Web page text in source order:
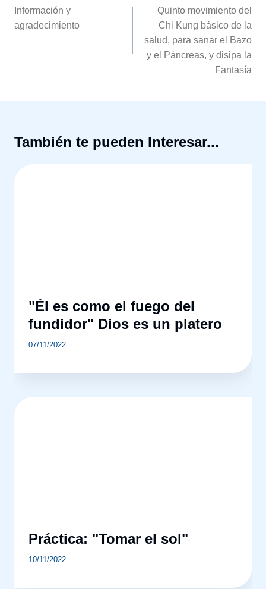
de
entradas
Información y
agradecimiento
Quinto movimiento del
Chi Kung básico de la
salud, para sanar el Bazo
y el Páncreas, y disipa la
Fantasía
También te pueden Interesar...
"Él es como el fuego del
fundidor" Dios es un platero
07/11/2022
Práctica: "Tomar el sol"
10/11/2022